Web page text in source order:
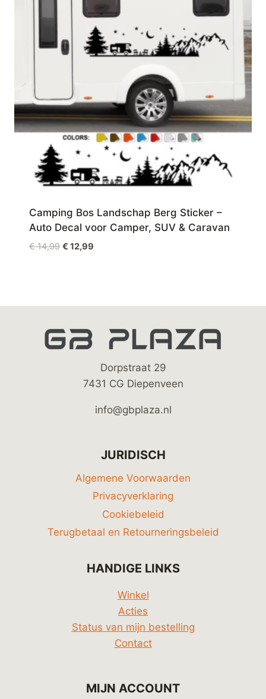
Camping Bos Landschap Berg Sticker –
Auto Decal voor Camper, SUV & Caravan
€14,99 Oorspronkelijke
€ 12,99Huidige
Dorpstraat 29
7431 CG Diepenveen
info@gbplaza.nl
JURIDISCH
Algemene Voorwaarden
Privacyverklaring
Cookiebeleid
Terugbetaal en Retourneringsbeleid
HANDIGE LINKS
Winkel
Acties
Status van mijn bestelling
Contact
MIJN ACCOUNT